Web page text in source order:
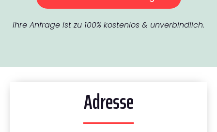
Ihre Anfrage ist zu 100% kostenlos & unverbindlich.
Adresse